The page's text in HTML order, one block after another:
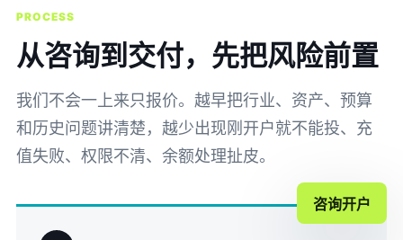
PROCESS
从咨询到交付，先把风险前置
我们不会一上来只报价。越早把行业、资产、预算
和历史问题讲清楚，越少出现刚开户就不能投、充
值失败、权限不清、余额处理扯皮。
咨询开户